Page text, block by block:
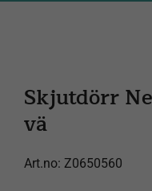
Om oss
Kundservice
Skjutdörr
vä
Art.no: Z0650560